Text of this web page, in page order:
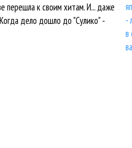
-
в
перешла к своим хитам. И... даже
Когда дело дошло до "Сулико" -